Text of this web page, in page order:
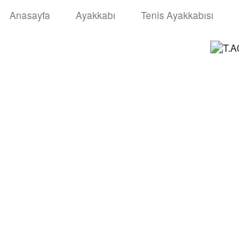
Anasayfa Ayakkabı Tenis Ayakkabısı